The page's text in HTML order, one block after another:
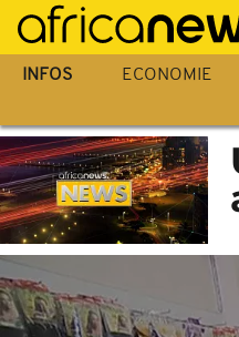
Passer
au
contenu
INFOS ECONOMIE